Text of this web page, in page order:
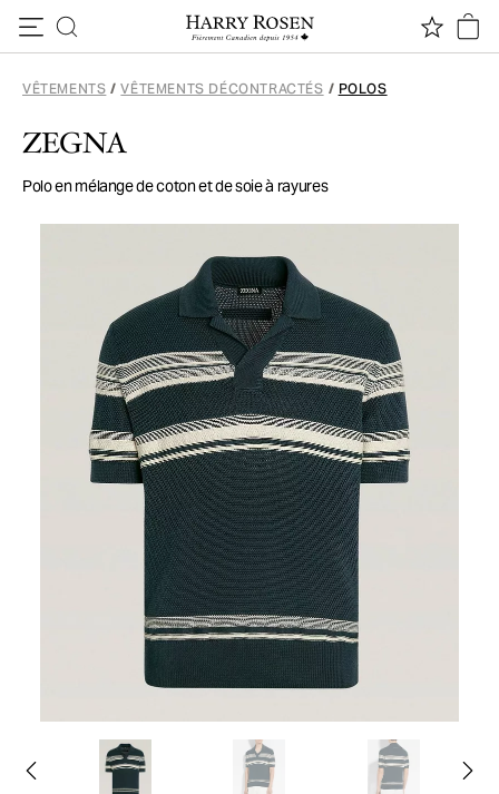
VÊTEMENTS / VÊTEMENTS DÉCONTRACTÉS / POLOS
ZEGNA
Polo en mélange de coton et de soie à rayures